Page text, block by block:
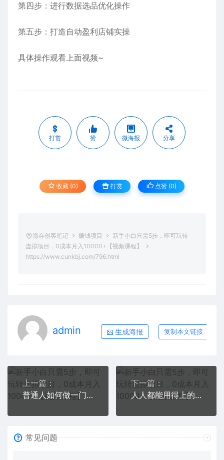
第四步：进行数据选品优化操作
第五步：打造自动盈利店铺实操
具体操作观看上面视频~
打赏 赞 微海报 分享
收藏 (0) 打赏 点赞 (0)
海存创客笔记 赚钱项目
新手小白只需5步，即可玩转
虚拟项目，0成本月入10000+【视频课程】
https://www.cunkbj.com/796.html
admin 生成海报 复制本文链接
上一篇：
普通人如何做一门好卖的课：年卖3000万背后的真相，小白也能掌握的方法！
下一篇：
人人都能用得上的视频号全攻略，每天7分钟，抓住红利赚大钱！
常见问题